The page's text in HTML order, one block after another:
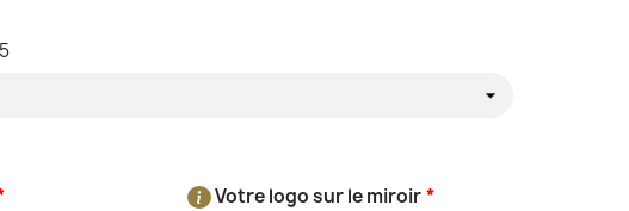
*
Votre logo sur le miroir